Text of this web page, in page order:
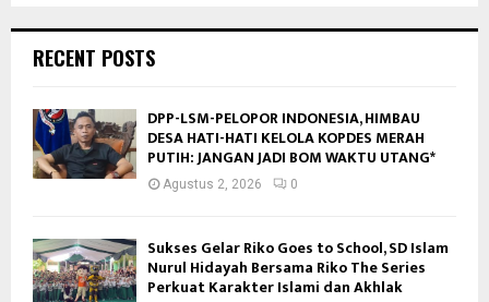
RECENT POSTS
DPP-LSM-PELOPOR INDONESIA, HIMBAU
DESA HATI-HATI KELOLA KOPDES MERAH
PUTIH: JANGAN JADI BOM WAKTU UTANG*
Agustus 2, 2026 0
Sukses Gelar Riko Goes to School, SD Islam
Nurul Hidayah Bersama Riko The Series
Perkuat Karakter Islami dan Akhlak